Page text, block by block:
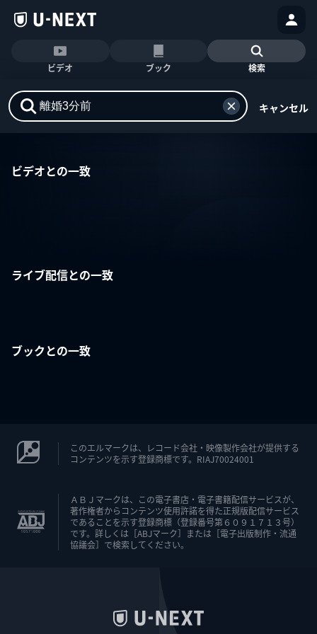
ビデオ ブック 検索
キャンセル
ビデオとの一致
ライブ配信との一致
ブックとの一致
このエルマークは、レコード会社・映像製作会社が提供する
コンテンツを示す登録商標です。RIAJ70024001
ＡＢＪマークは、この電子書店・電子書籍配信サービスが、
著作権者からコンテンツ使用許諾を得た正規版配信サービス
であることを示す登録商標（登録番号第６０９１７１３号）
です。詳しくは［ABJマーク］または［電子出版制作・流通
協議会］で検索してください。